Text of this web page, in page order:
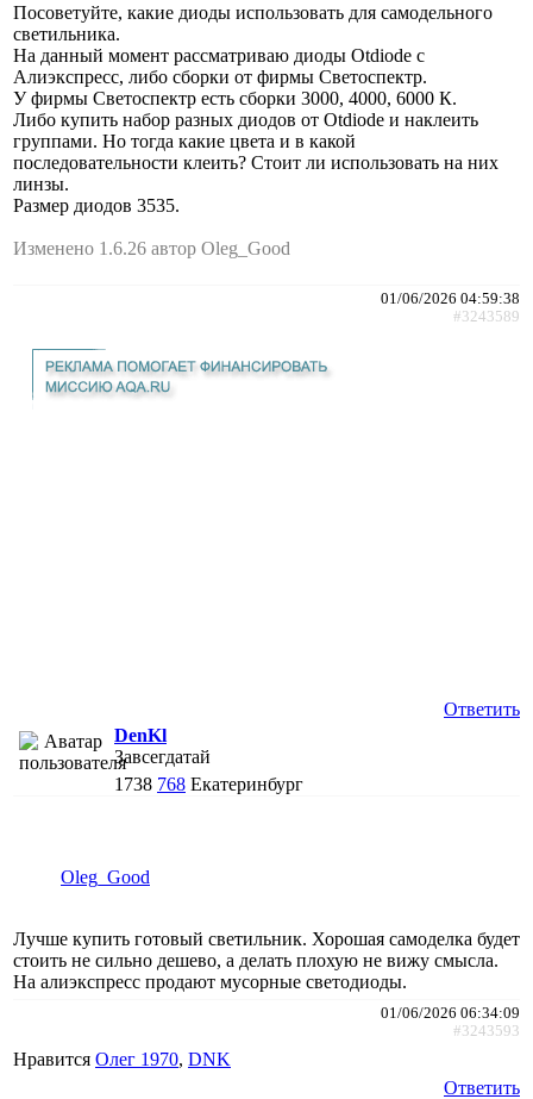
Посоветуйте, какие диоды использовать для самодельного
светильника.
На данный момент рассматриваю диоды Otdiode с
Алиэкспресс, либо сборки от фирмы Светоспектр.
У фирмы Светоспектр есть сборки 3000, 4000, 6000 К.
Либо купить набор разных диодов от Otdiode и наклеить
группами. Но тогда какие цвета и в какой
последовательности клеить? Стоит ли использовать на них
линзы.
Размер диодов 3535.
Изменено 1.6.26 автор Oleg_Good
01/06/2026 04:59:38
#3243589
Ответить
DenKl
Завсегдатай
1738 768 Екатеринбург
Oleg_Good
Лучше купить готовый светильник. Хорошая самоделка будет
стоить не сильно дешево, а делать плохую не вижу смысла.
На алиэкспресс продают мусорные светодиоды.
01/06/2026 06:34:09
#3243593
Нравится Олег 1970, DNK
Ответить